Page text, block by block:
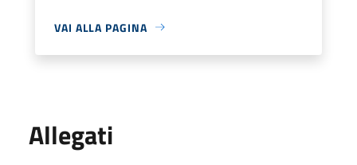
VAI ALLA PAGINA
Allegati